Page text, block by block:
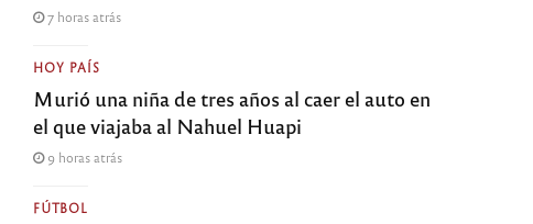
7 horas atrás
HOY PAÍS
Murió una niña de tres años al caer el auto en
el que viajaba al Nahuel Huapi
9 horas atrás
FÚTBOL